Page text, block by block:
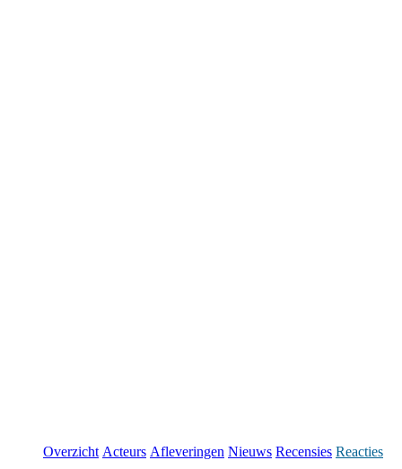
Overzicht Acteurs Afleveringen Nieuws Recensies Reacties